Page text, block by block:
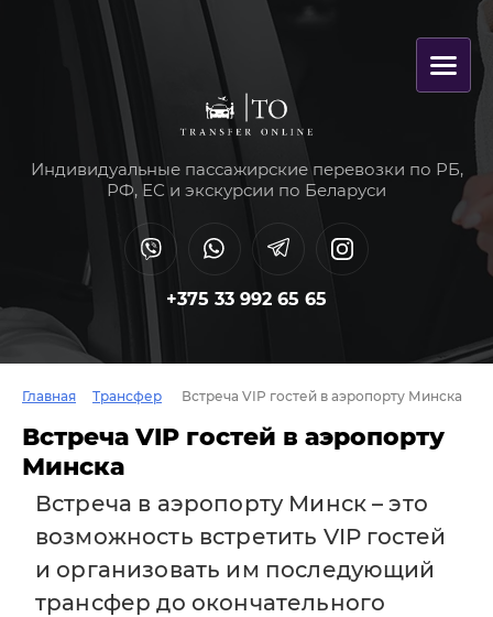
Индивидуальные пассажирские перевозки по РБ,
РФ, ЕС и экскурсии по Беларуси
+375 33 992 65 65
Главная Трансфер Встреча VIP гостей в аэропорту Минска
Встреча VIP гостей в аэропорту
Минска
Встреча в аэропорту Минск – это
возможность встретить VIP гостей
и организовать им последующий
трансфер до окончательного